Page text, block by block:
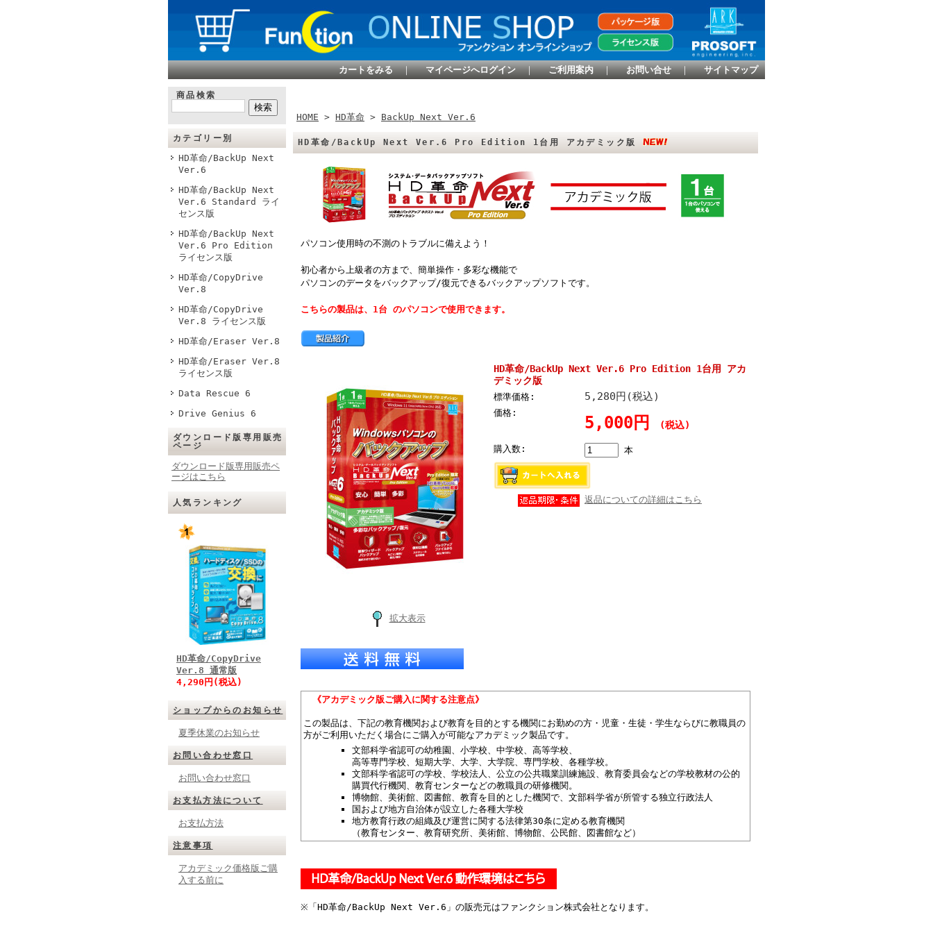
カートをみる ｜ マイページへログイン ｜ ご利用案内 ｜ お問い合せ ｜ サイトマップ
商品検索
カテゴリー別
HD革命/BackUp Next
Ver.6
HD革命/BackUp Next
Ver.6 Standard ライ
センス版
HD革命/BackUp Next
Ver.6 Pro Edition
ライセンス版
HD革命/CopyDrive
Ver.8
HD革命/CopyDrive
Ver.8 ライセンス版
HD革命/Eraser Ver.8
HD革命/Eraser Ver.8
ライセンス版
Data Rescue 6
Drive Genius 6
ダウンロード版専用販売
ページ
ダウンロード版専用販売ペ
ージはこちら
人気ランキング
HD革命/CopyDrive
Ver.8 通常版
4,290円(税込)
ショップからのお知らせ
夏季休業のお知らせ
お問い合わせ窓口
お問い合わせ窓口
お支払方法について
お支払方法
注意事項
アカデミック価格版ご購
入する前に
HOME > HD革命 > BackUp Next Ver.6
HD革命/BackUp Next Ver.6 Pro Edition 1台用 アカデミック版
パソコン使用時の不測のトラブルに備えよう！
初心者から上級者の方まで、簡単操作・多彩な機能で
パソコンのデータをバックアップ/復元できるバックアップソフトです。
こちらの製品は、1台 のパソコンで使用できます。
拡大表示
HD革命/BackUp Next Ver.6 Pro Edition 1台用 アカ
デミック版
標準価格: 5,280円(税込)
価格:
5,000円 (税込)
購入数: 本
返品についての詳細はこちら
《アカデミック版ご購入に関する注意点》
この製品は、下記の教育機関および教育を目的とする機関にお勤めの方・児童・生徒・学生ならびに教職員の
方がご利用いただく場合にご購入が可能なアカデミック製品です。
文部科学省認可の幼稚園、小学校、中学校、高等学校、
高等専門学校、短期大学、大学、大学院、専門学校、各種学校。
文部科学省認可の学校、学校法人、公立の公共職業訓練施設、教育委員会などの学校教材の公的
購買代行機関、教育センターなどの教職員の研修機関。
博物館、美術館、図書館、教育を目的とした機関で、文部科学省が所管する独立行政法人
国および地方自治体が設立した各種大学校
地方教育行政の組織及び運営に関する法律第30条に定める教育機関
（教育センター、教育研究所、美術館、博物館、公民館、図書館など）
※「HD革命/BackUp Next Ver.6」の販売元はファンクション株式会社となります。